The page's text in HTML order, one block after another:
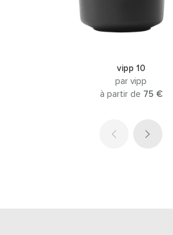
vipp 10
par vipp
à partir de 75 €